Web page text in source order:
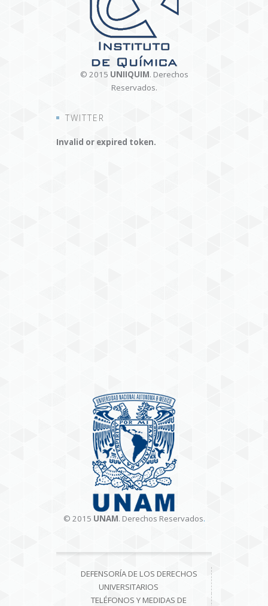
© 2015 UNIIQUIM. Derechos
Reservados.
TWITTER
Invalid or expired token.
© 2015 UNAM. Derechos Reservados.
DEFENSORÍA DE LOS DERECHOS
UNIVERSITARIOS
TELÉFONOS Y MEDIDAS DE